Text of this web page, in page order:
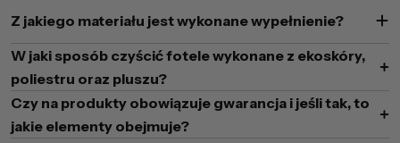
Z jakiego materiału jest wykonane wypełnienie?
W jaki sposób czyścić fotele wykonane z ekoskóry,
poliestru oraz pluszu?
Czy na produkty obowiązuje gwarancja i jeśli tak, to
jakie elementy obejmuje?